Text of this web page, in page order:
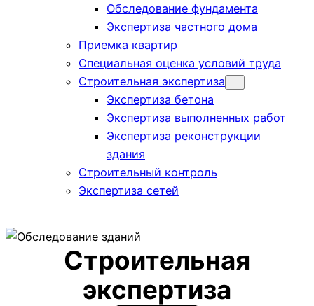
Обследование фундамента
Экспертиза частного дома
Приемка квартир
Специальная оценка условий труда
Строительная экспертиза
Экспертиза бетона
Экспертиза выполненных работ
Экспертиза реконструкции
здания
Строительный контроль
Экспертиза сетей
Строительная
экспертиза